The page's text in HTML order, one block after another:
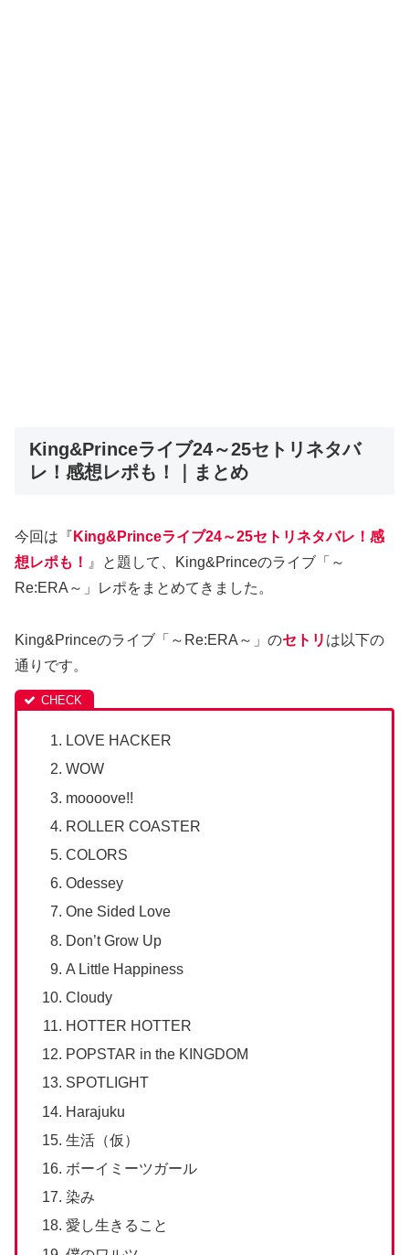
King&Princeライブ24～25セトリネタバ
レ！感想レポも！｜まとめ
今回は『 King&Princeライブ24～25セトリネタバレ！感
想レポも！ 』と題して、King&Princeのライブ「～
Re:ERA～」レポをまとめてきました。
King&Princeのライブ「～Re:ERA～」のセトリ は以下の
通りです。
LOVE HACKER
WOW
moooove!!
ROLLER COASTER
COLORS
Odessey
One Sided Love
Don’t Grow Up
A Little Happiness
Cloudy
HOTTER HOTTER
POPSTAR in the KINGDOM
SPOTLIGHT
Harajuku
生活（仮）
ボーイミーツガール
染み
愛し生きること